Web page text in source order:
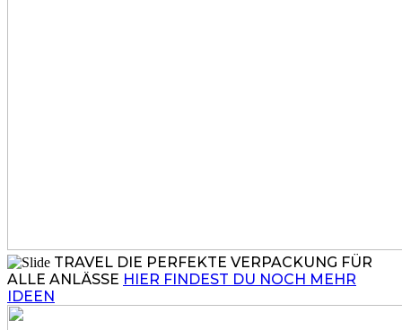
TRAVEL DIE PERFEKTE VERPACKUNG FÜR
ALLE ANLÄSSE HIER FINDEST DU NOCH MEHR
IDEEN